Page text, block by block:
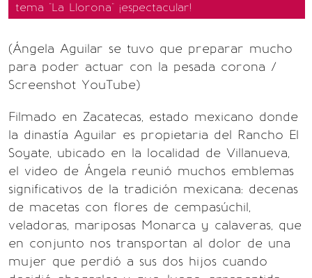
tema "La Llorona" ¡espectacular!
(Ángela Aguilar se tuvo que preparar mucho
para poder actuar con la pesada corona /
Screenshot YouTube)
Filmado en Zacatecas, estado mexicano donde
la dinastía Aguilar es propietaria del Rancho El
Soyate, ubicado en la localidad de Villanueva,
el video de Ángela reunió muchos emblemas
significativos de la tradición mexicana: decenas
de macetas con flores de cempasúchil,
veladoras, mariposas Monarca y calaveras, que
en conjunto nos transportan al dolor de una
mujer que perdió a sus dos hijos cuando